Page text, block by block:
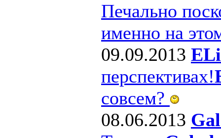
Печально
именно на
09.09.2013 ELi
перспективах!
совсем?
08.06.2013